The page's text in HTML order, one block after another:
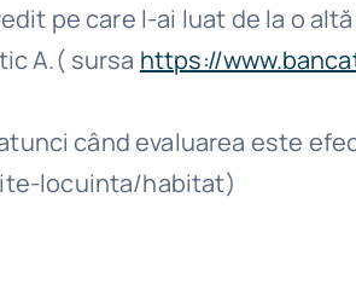
pe care l-ai luat de la o
A.( sursa https://
când evaluarea este
locuinta/habitat)